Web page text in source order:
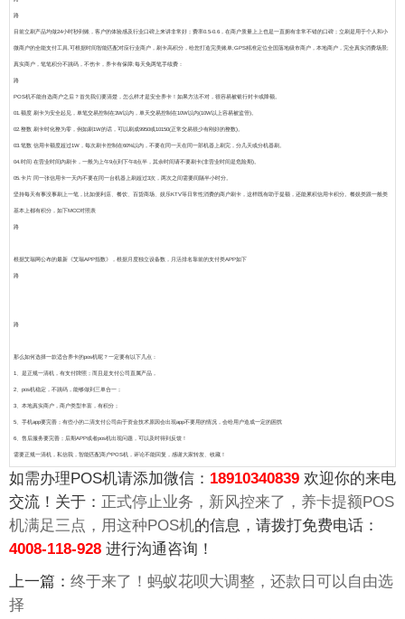
路
目前立刷产品均做24小时秒到账，客户的体验感及行业口碑上来讲非常好；费率0.5-0.6，在商户质量上上也是一直拥有非常不错的口碑；立刷是用于个人和小
微商户的全能支付工具,可根据时间智能匹配对应行业商户，刷卡高积分，给您打造完美账单;GPS精准定位全国落地级市商户，本地商户，完全真实消费场景;
真实商户，笔笔积分不跳码，不伤卡，养卡有保障;每天免两笔手续费：
路
POS机不能自选商户之后？首先我们要清楚，怎么样才是安全养卡！如果方法不对，很容易被银行封卡或降额。
01.额度 刷卡为安全起见，单笔交易控制在3W以内，单天交易控制在10W以内(10W以上容易被监管)。
02.整数 刷卡时化整为零，例如刷1W的话，可以刷成9950或10150(正常交易很少有刚好的整数)。
03.笔数 信用卡额度超过1W，每次刷卡控制在60%以内，不要在同一天在同一部机器上刷完，分几天或分机器刷。
04.时间 在营业时间内刷卡，一般为上午9点到下午8点半，其余时间请不要刷卡(非营业时间是危险期)。
05.卡片 同一张信用卡一天内不要在同一台机器上刷超过3次，两次之间需要间隔半小时分。
坚持每天有事没事刷上一笔，比如便利店、餐饮、百货商场、娱乐KTV等日常性消费的商户刷卡，这样既有助于提额，还能累积信用卡积分。餐娱类跟一般类
基本上都有积分，如下MCC对照表
路
根据艾瑞网公布的最新《艾瑞APP指数》，根据月度独立设备数，月活排名靠前的支付类APP如下
路
路
那么如何选择一款适合养卡的pos机呢？一定要有以下几点：
1、是正规一清机，有支付牌照；而且是支付公司直属产品，
2、pos机稳定，不跳码，能够做到三单合一；
3、本地真实商户，商户类型丰富，有积分；
5、手机app要完善；有些小的二清支付公司由于资金技术原因会出现app不要用的情况，会给用户造成一定的困扰
6、售后服务要完善；后期APP或者pos机出现问题，可以及时得到反馈！
需要正规一清机，私信我，智能匹配商户POS机，评论不能回复，感谢大家转发、收藏！
如需办理POS机请添加微信： 18910340839 欢迎你的来电
交流！关于： 正式停止业务，新风控来了，养卡提额POS
机满足三点，用这种POS机的信息，请拨打免费电话：
4008-118-928 进行沟通咨询！
上一篇： 终于来了！蚂蚁花呗大调整，还款日可以自由选
择